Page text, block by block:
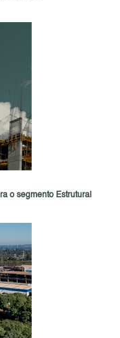
o segmento Estrutural